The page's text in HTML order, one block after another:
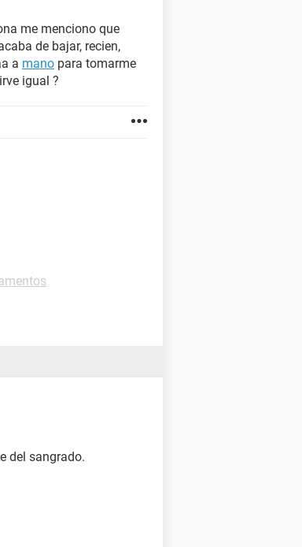
me menciono que
de bajar, recien,
a mano para tomarme
igual ?
del sangrado.